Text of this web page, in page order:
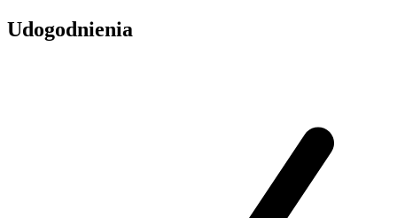
Udogodnienia